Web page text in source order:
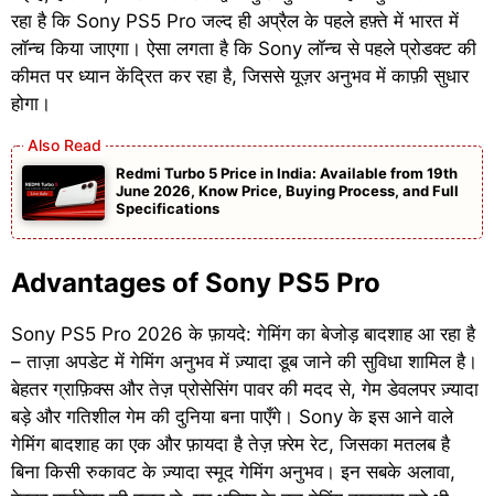
रहा है कि Sony PS5 Pro जल्द ही अप्रैल के पहले हफ़्ते में भारत में
लॉन्च किया जाएगा। ऐसा लगता है कि Sony लॉन्च से पहले प्रोडक्ट की
कीमत पर ध्यान केंद्रित कर रहा है, जिससे यूज़र अनुभव में काफ़ी सुधार
होगा।
Redmi Turbo 5 Price in India: Available from 19th
June 2026, Know Price, Buying Process, and Full
Specifications
Advantages of Sony PS5 Pro
Sony PS5 Pro 2026 के फ़ायदे: गेमिंग का बेजोड़ बादशाह आ रहा है
– ताज़ा अपडेट में गेमिंग अनुभव में ज़्यादा डूब जाने की सुविधा शामिल है।
बेहतर ग्राफ़िक्स और तेज़ प्रोसेसिंग पावर की मदद से, गेम डेवलपर ज़्यादा
बड़े और गतिशील गेम की दुनिया बना पाएँगे। Sony के इस आने वाले
गेमिंग बादशाह का एक और फ़ायदा है तेज़ फ़्रेम रेट, जिसका मतलब है
बिना किसी रुकावट के ज़्यादा स्मूद गेमिंग अनुभव। इन सबके अलावा,